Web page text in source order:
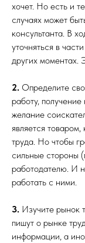
хочет. Но есть и
случаях может
консультанта. В
уточняться в
других моментах.
2. Определите
работу,
желание
является
труда. Но чтобы
сильные стороны
работодателю. И
работать с ними.
3. Изучите рынок
пишут о рынке
информации, а